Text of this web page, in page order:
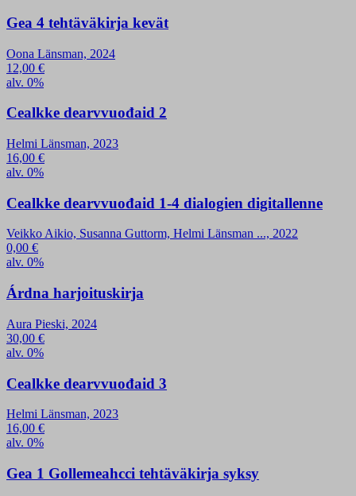
Gea 4 tehtäväkirja kevät
Oona Länsman, 2024
12,00 €
alv. 0%
Cealkke dearvvuođaid 2
Helmi Länsman, 2023
16,00 €
alv. 0%
Cealkke dearvvuođaid 1-4 dialogien digitallenne
Veikko Aikio, Susanna Guttorm, Helmi Länsman ..., 2022
0,00 €
alv. 0%
Árdna harjoituskirja
Aura Pieski, 2024
30,00 €
alv. 0%
Cealkke dearvvuođaid 3
Helmi Länsman, 2023
16,00 €
alv. 0%
Gea 1 Gollemeahcci tehtäväkirja syksy